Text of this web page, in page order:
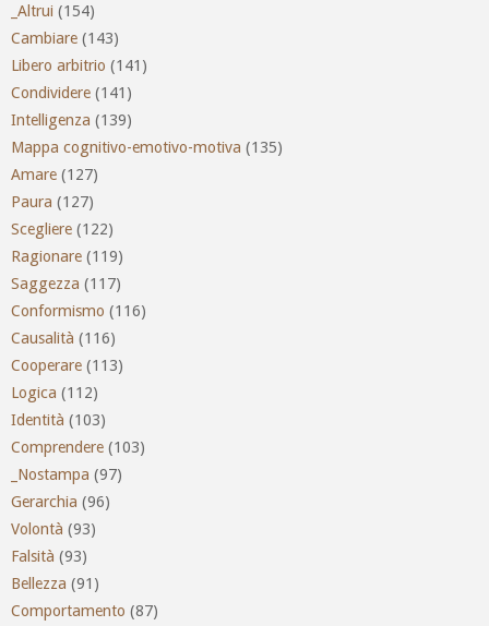
_Altrui (154)
Cambiare (143)
Libero arbitrio (141)
Condividere (141)
Intelligenza (139)
Mappa cognitivo-emotivo-motiva (135)
Amare (127)
Paura (127)
Scegliere (122)
Ragionare (119)
Saggezza (117)
Conformismo (116)
Causalità (116)
Cooperare (113)
Logica (112)
Identità (103)
Comprendere (103)
_Nostampa (97)
Gerarchia (96)
Volontà (93)
Falsità (93)
Bellezza (91)
Comportamento (87)